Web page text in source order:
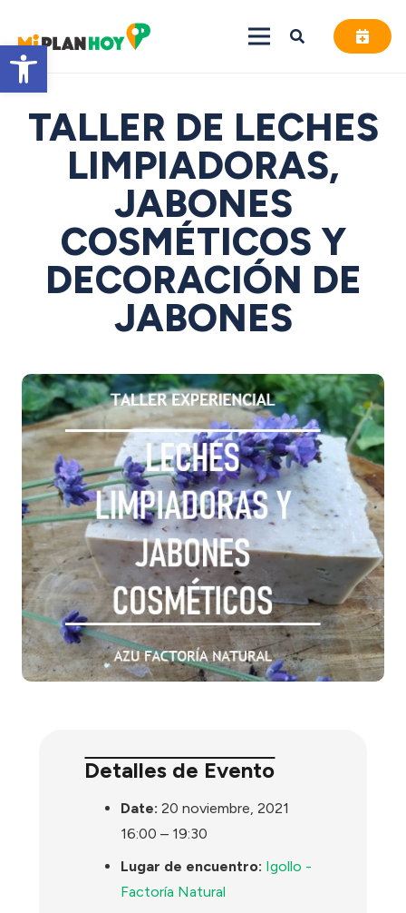
Abrir barra de herramientas
TALLER DE LECHES
LIMPIADORAS,
JABONES
COSMÉTICOS Y
DECORACIÓN DE
JABONES
Detalles de Evento
Date: 20 noviembre, 2021
16:00 – 19:30
Lugar de encuentro: Igollo -
Factoría Natural